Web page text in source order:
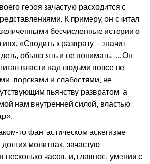
героя зачастую расходится с
К примеру, он считал
бесчисленные истории о
«Сводить к разврату – значит
объяснять и не понимать. …Он
власти над людьми вовсе не
пороками и слабостями, не
пьянству развратом, а
нам внутренней силой, властью
то фантастическом аскетизме
долгих молитвах, зачастую
несколько часов, и, главное, умении с